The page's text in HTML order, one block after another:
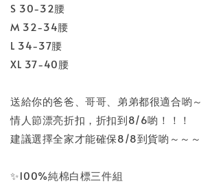
S 30-32腰
M 32-34腰
L 34-37腰
XL 37-40腰
送給你的爸爸、哥哥、弟弟都很適合喲～
情人節漂亮折扣，折扣到8/6喲！！！
建議選擇全家才能確保8/8到貨喲～～～
✨100%純棉白標三件組